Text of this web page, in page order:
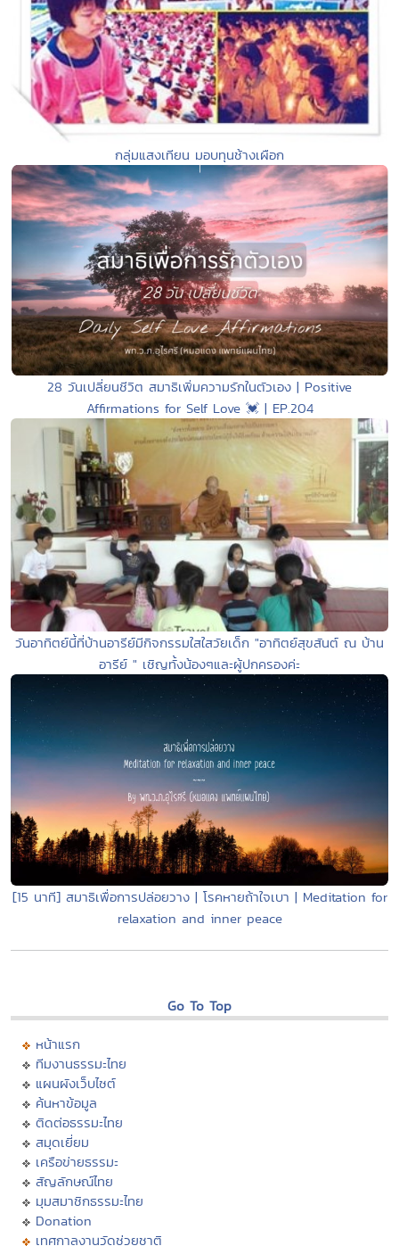
กลุ่มแสงเทียน มอบทุนช้างเผือก
28 วันเปลี่ยนชีวิต สมาธิเพิ่มความรักในตัวเอง | Positive
Affirmations for Self Love 💓 | EP.204
วันอาทิตย์นี้ที่บ้านอารีย์มีกิจกรรมใสใสวัยเด็ก "อาทิตย์สุขสันต์ ณ บ้าน
อารีย์ " เชิญทั้งน้องๆและผู้ปกครองค่ะ
[15 นาที] สมาธิเพื่อการปล่อยวาง | โรคหายถ้าใจเบา | Meditation for
relaxation and inner peace
Go To Top
หน้าแรก
ทีมงานธรรมะไทย
แผนผังเว็บไซต์
ค้นหาข้อมูล
ติดต่อธรรมะไทย
สมุดเยี่ยม
เครือข่ายธรรมะ
สัญลักษณ์ไทย
มุมสมาชิกธรรมะไทย
Donation
เทศกาลงานวัดช่วยชาติ